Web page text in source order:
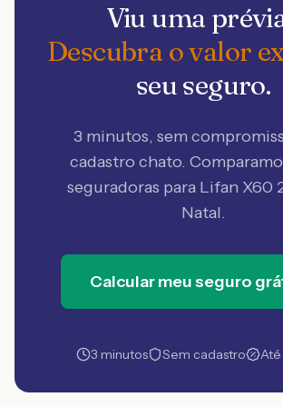
Viu uma
Descubra o valor
seu seguro.
3 minutos, sem
cadastro chato.
seguradoras para Lifan X60
Natal.
Calcular meu seguro
3 minutos Sem cadastro